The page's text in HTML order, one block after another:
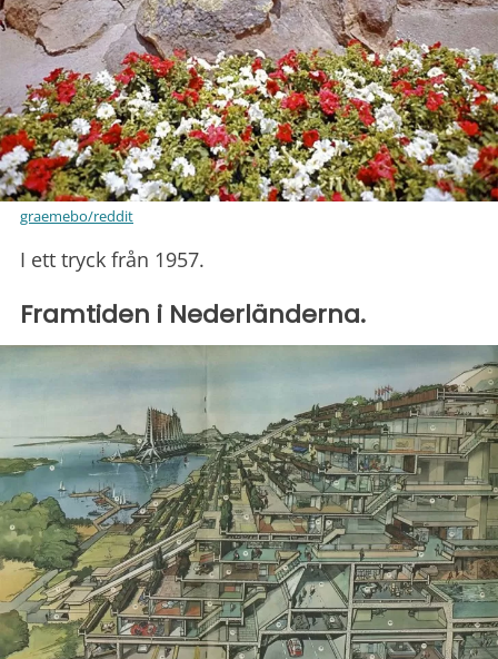
graemebo/reddit
I ett tryck från 1957.
Framtiden i Nederländerna.